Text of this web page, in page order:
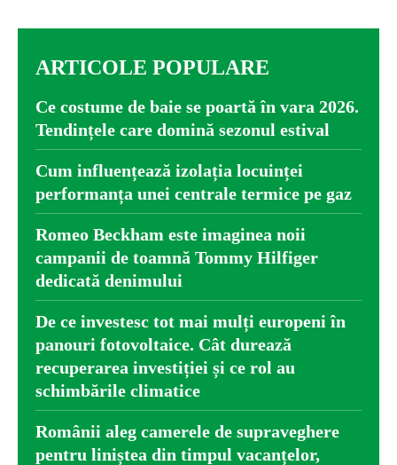
ARTICOLE POPULARE
Ce costume de baie se poartă în vara 2026.
Tendințele care domină sezonul estival
Cum influențează izolația locuinței
performanța unei centrale termice pe gaz
Romeo Beckham este imaginea noii
campanii de toamnă Tommy Hilfiger
dedicată denimului
De ce investesc tot mai mulți europeni în
panouri fotovoltaice. Cât durează
recuperarea investiției și ce rol au
schimbările climatice
Românii aleg camerele de supraveghere
pentru liniștea din timpul vacanțelor,